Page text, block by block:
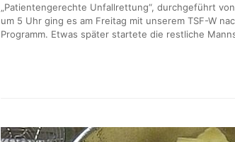
„Patientengerechte Unfallrettung“, durchgeführt
um 5 Uhr ging es am Freitag mit unserem TSF-W
Programm. Etwas später startete die restliche